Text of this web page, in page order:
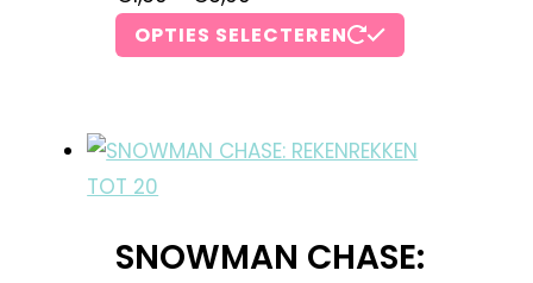
OPTIES SELECTEREN
SNOWMAN CHASE: